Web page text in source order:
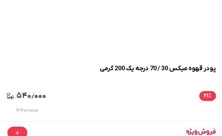
پودر قهوه میکس 30 / 70 درجه یک 200 گرمی
۲۱٪ ۵۴۰٫۰۰۰
۶۸۰٫۰۰۰